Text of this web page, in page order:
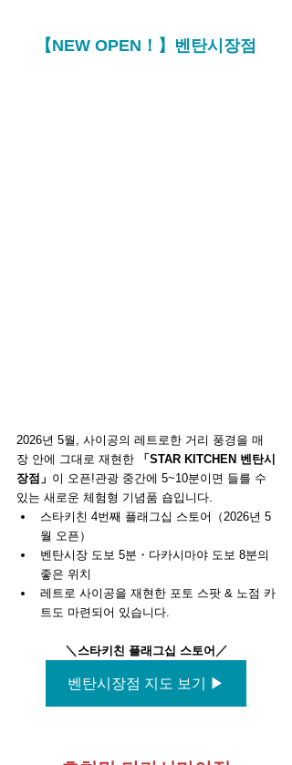
【NEW OPEN！】벤탄시장점
2026년 5월, 사이공의 레트로한 거리 풍경을 매
장 안에 그대로 재현한
「STAR KITCHEN 벤탄시
장점」 이 오픈!관광 중간에 5~10분이면 들를 수
있는 새로운 체험형 기념품 숍입니다.
스타키친 4번째 플래그십 스토어（2026년 5
월 오픈）
벤탄시장 도보 5분・다카시마야 도보 8분의
좋은 위치
레트로 사이공을 재현한 포토 스팟 & 노점 카
트도 마련되어 있습니다.
＼ 스타키친 플래그십 스토어 ／
벤탄시장점 지도 보기 ▶